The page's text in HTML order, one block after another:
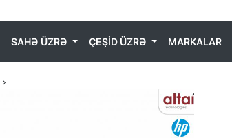
SAHƏ ÜZRƏ ÇEŞİD ÜZRƏ MARKALAR